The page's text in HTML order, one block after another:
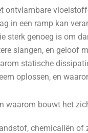
ontvlambare
in een ramp kan
sterk genoeg is om
slangen, en geloof
statische
oplossen, en
waarom bouwt het
chemicaliën